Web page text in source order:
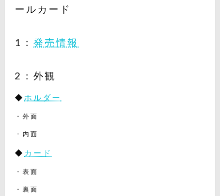
ールカード
1： 発売情報
2：外観
◆ ホルダー
・外面
・内面
◆ カード
・表面
・裏面